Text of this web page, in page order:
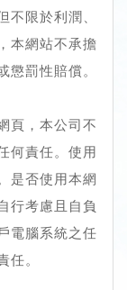
不限於利潤、
本網站不承擔
懲罰性賠償。
頁，本公司不
何責任。使用
是否使用本網
行考慮且自負
電腦系統之任
任。